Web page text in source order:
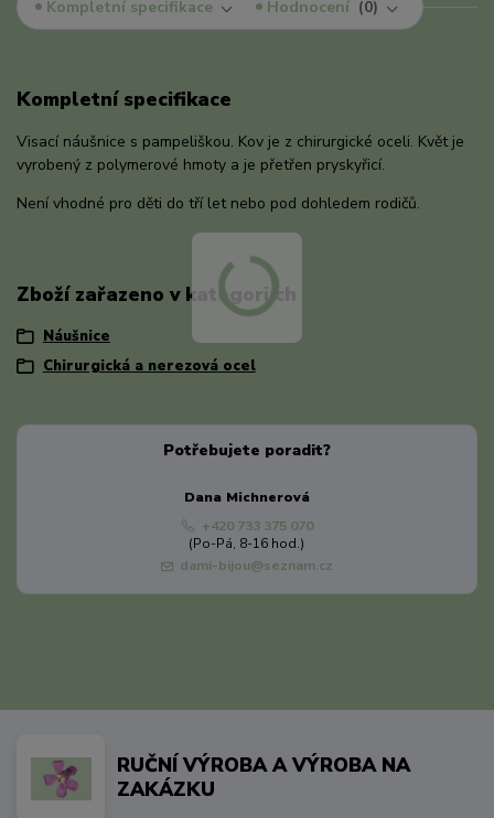
Kompletní specifikace Hodnocení 0
Kompletní specifikace
Visací náušnice s pampeliškou. Kov je z chirurgické oceli. Květ je
vyrobený z polymerové hmoty a je přetřen pryskyřicí.
Není vhodné pro děti do tří let nebo pod dohledem rodičů.
Zboží zařazeno v kategoriích
Náušnice
Chirurgická a nerezová ocel
Potřebujete poradit?
Dana Michnerová
+420 733 375 070
(Po-Pá, 8-16 hod.)
dami-bijou@seznam.cz
RUČNÍ VÝROBA A VÝROBA NA
ZAKÁZKU